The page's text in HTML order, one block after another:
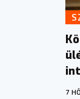
7